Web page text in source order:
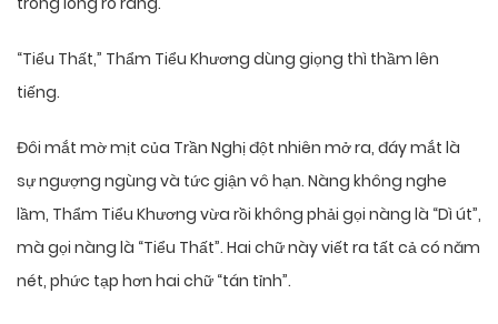
“Tiểu Thất,” Thẩm Tiểu Khương dùng giọng thì thầm lên
tiếng.
Đôi mắt mờ mịt của Trần Nghị đột nhiên mở ra, đáy mắt là
sự ngượng ngùng và tức giận vô hạn. Nàng không nghe
lầm, Thẩm Tiểu Khương vừa rồi không phải gọi nàng là “Dì út”,
mà gọi nàng là “Tiểu Thất”. Hai chữ này viết ra tất cả có năm
nét, phức tạp hơn hai chữ “tán tỉnh”.